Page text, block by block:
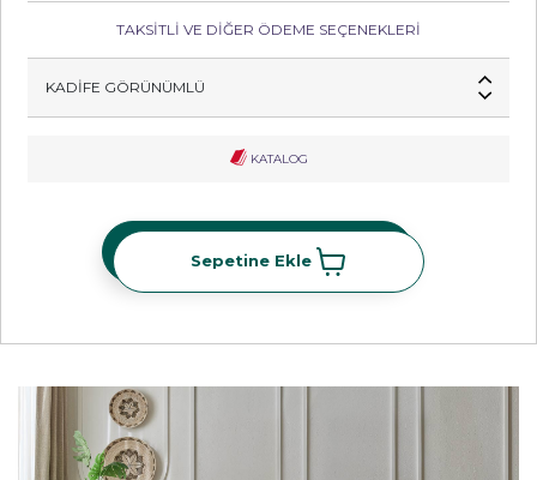
TAKSİTLİ VE DİĞER ÖDEME SEÇENEKLERİ
KADIFE GÖRÜNÜMLÜ
KATALOG
Sepetine Ekle
Sepetine Ekle